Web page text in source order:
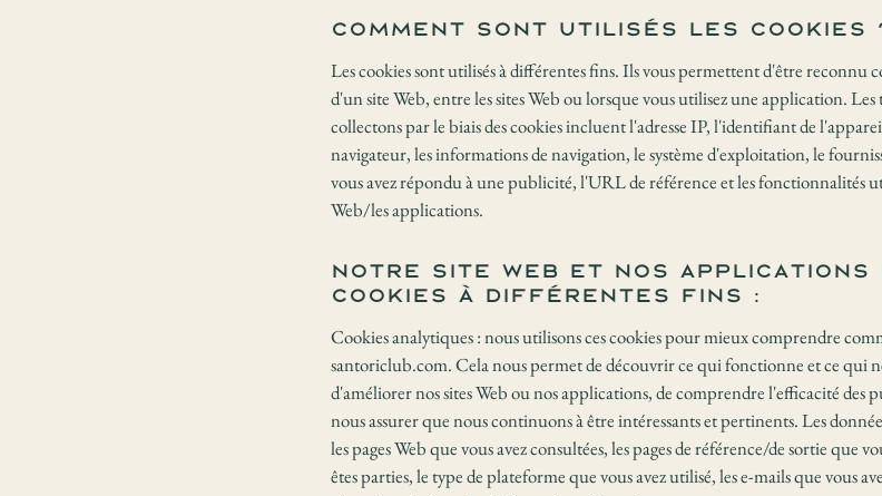
Comment sont utilisés les cookies
Les cookies sont utilisés à différentes fins. Ils vous permettent d'être reconnu
d'un site Web, entre les sites Web ou lorsque vous utilisez une application.
collectons par le biais des cookies incluent l'adresse IP, l'identifiant de
navigateur, les informations de navigation, le système d'exploitation, le
vous avez répondu à une publicité, l'URL de référence et les fonctionnalités
Web/les applications.
Notre site Web et nos
cookies à différentes fins :
Cookies analytiques : nous utilisons ces cookies pour mieux comprendre
santoriclub.com. Cela nous permet de découvrir ce qui fonctionne et ce qui
d'améliorer nos sites Web ou nos applications, de comprendre l'efficacité des
nous assurer que nous continuons à être intéressants et pertinents. Les
les pages Web que vous avez consultées, les pages de référence/de sortie que
êtes parties, le type de plateforme que vous avez utilisé, les e-mails que vous